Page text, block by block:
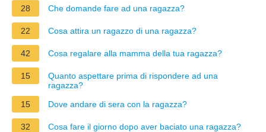
28 Che domande fare ad una ragazza?
22 Cosa attira un ragazzo di una ragazza?
42 Cosa regalare alla mamma della tua ragazza?
15
Quanto aspettare prima di rispondere ad una
ragazza?
15
Dove andare di sera con la ragazza?
32 Cosa fare il giorno dopo aver baciato una ragazza?